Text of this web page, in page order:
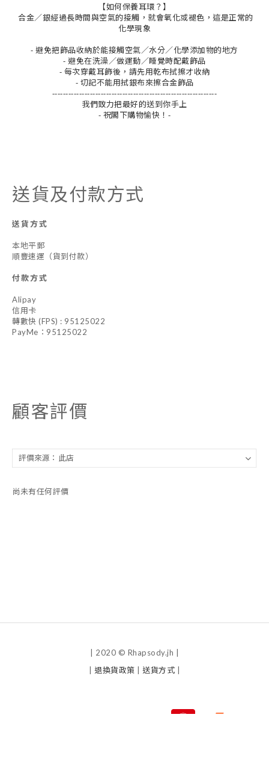
【如何保養耳環？】
合金／銀經過長時間與空氣的接觸，就會氧化或褪色，這是正常的
化學現象
- 避免把飾品收納於能接觸空氣／水分／化學添加物的地方
- 避免在洗澡／做運動／睡覺時配戴飾品
- 每次穿戴耳飾後，請先用乾布拭擦才收納
- 切記不能用拭銀布來擦合金飾品
-------------------------------------------------------------
我們致力把最好的送到你手上
- 祝閣下購物愉快！-
送貨及付款方式
送貨方式
本地平郵
順豐速運（貨到付款）
付款方式
Alipay
信用卡
轉數快 (FPS) : 95125022
PayMe：95125022
顧客評價
尚未有任何評價
| 2020 © Rhapsody.jh |
退換貨政策 送貨方式